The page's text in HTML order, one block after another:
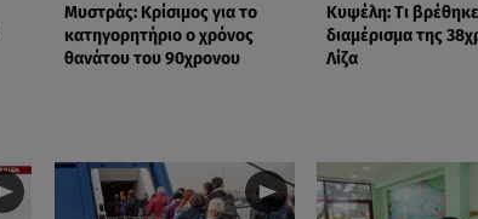
Μυστράς: Κρίσιμος για το
κατηγορητήριο ο χρόνος
θανάτου του 90χρονου
Κυψέλη: Tι
διαμέρισμα της
Λίζα